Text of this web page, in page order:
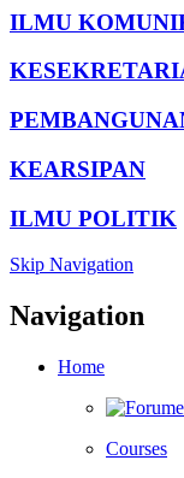
ILMU
KEARSIPAN
ILMU POLITIK
Skip Navigation
Navigation
Home
Courses